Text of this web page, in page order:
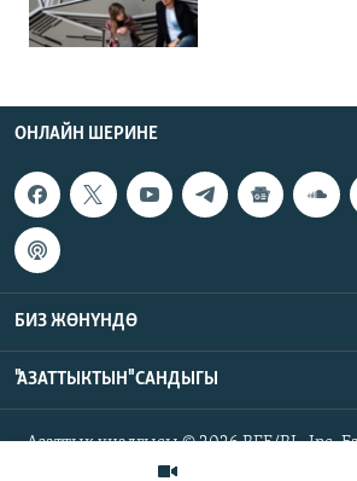
ОНЛАЙН ШЕРИНЕ
БИЗ ЖӨНҮНДӨ
"АЗАТТЫКТЫН" САНДЫГЫ
Азаттык үналгысы © 2026 RFE/RL, Inc.